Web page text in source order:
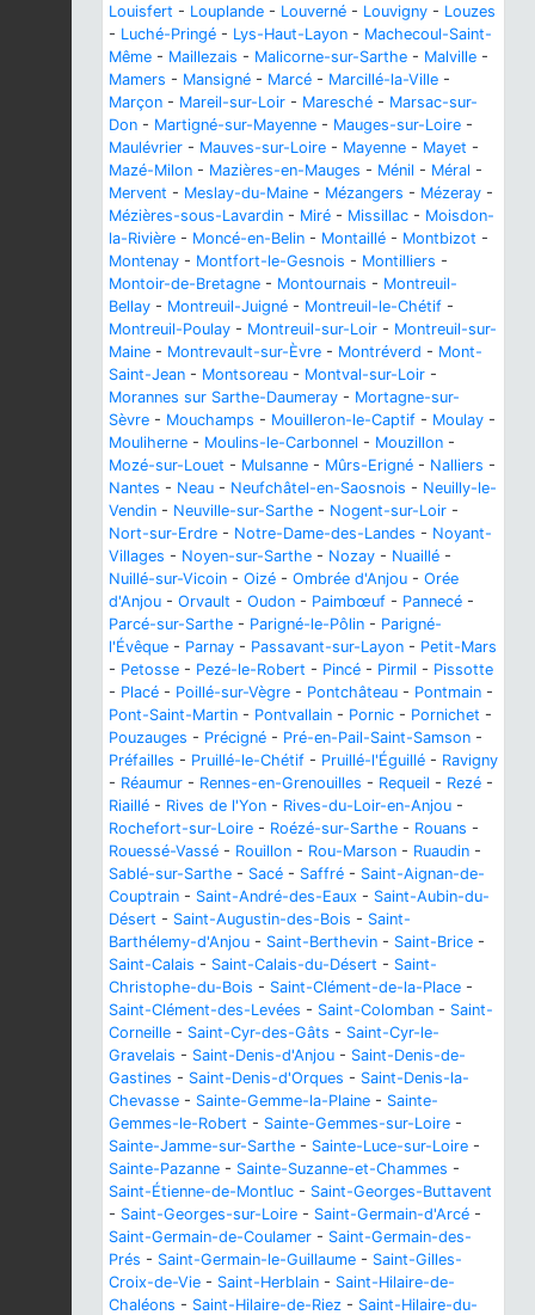
Louisfert - Louplande - Louverné - Louvigny - Louzes
- Luché-Pringé - Lys-Haut-Layon - Machecoul-Saint-
Même - Maillezais - Malicorne-sur-Sarthe - Malville -
Mamers - Mansigné - Marcé - Marcillé-la-Ville -
Marçon - Mareil-sur-Loir - Maresché - Marsac-sur-
Don - Martigné-sur-Mayenne - Mauges-sur-Loire -
Maulévrier - Mauves-sur-Loire - Mayenne - Mayet -
Mazé-Milon - Mazières-en-Mauges - Ménil - Méral -
Mervent - Meslay-du-Maine - Mézangers - Mézeray -
Mézières-sous-Lavardin - Miré - Missillac - Moisdon-
la-Rivière - Moncé-en-Belin - Montaillé - Montbizot -
Montenay - Montfort-le-Gesnois - Montilliers -
Montoir-de-Bretagne - Montournais - Montreuil-
Bellay - Montreuil-Juigné - Montreuil-le-Chétif -
Montreuil-Poulay - Montreuil-sur-Loir - Montreuil-sur-
Maine - Montrevault-sur-Èvre - Montréverd - Mont-
Saint-Jean - Montsoreau - Montval-sur-Loir -
Morannes sur Sarthe-Daumeray - Mortagne-sur-
Sèvre - Mouchamps - Mouilleron-le-Captif - Moulay -
Mouliherne - Moulins-le-Carbonnel - Mouzillon -
Mozé-sur-Louet - Mulsanne - Mûrs-Erigné - Nalliers -
Nantes - Neau - Neufchâtel-en-Saosnois - Neuilly-le-
Vendin - Neuville-sur-Sarthe - Nogent-sur-Loir -
Nort-sur-Erdre - Notre-Dame-des-Landes - Noyant-
Villages - Noyen-sur-Sarthe - Nozay - Nuaillé -
Nuillé-sur-Vicoin - Oizé - Ombrée d'Anjou - Orée
d'Anjou - Orvault - Oudon - Paimbœuf - Pannecé -
Parcé-sur-Sarthe - Parigné-le-Pôlin - Parigné-
l'Évêque - Parnay - Passavant-sur-Layon - Petit-Mars
- Petosse - Pezé-le-Robert - Pincé - Pirmil - Pissotte
- Placé - Poillé-sur-Vègre - Pontchâteau - Pontmain -
Pont-Saint-Martin - Pontvallain - Pornic - Pornichet -
Pouzauges - Précigné - Pré-en-Pail-Saint-Samson -
Préfailles - Pruillé-le-Chétif - Pruillé-l'Éguillé - Ravigny
- Réaumur - Rennes-en-Grenouilles - Requeil - Rezé -
Riaillé - Rives de l'Yon - Rives-du-Loir-en-Anjou -
Rochefort-sur-Loire - Roézé-sur-Sarthe - Rouans -
Rouessé-Vassé - Rouillon - Rou-Marson - Ruaudin -
Sablé-sur-Sarthe - Sacé - Saffré - Saint-Aignan-de-
Couptrain - Saint-André-des-Eaux - Saint-Aubin-du-
Désert - Saint-Augustin-des-Bois - Saint-
Barthélemy-d'Anjou - Saint-Berthevin - Saint-Brice -
Saint-Calais - Saint-Calais-du-Désert - Saint-
Christophe-du-Bois - Saint-Clément-de-la-Place -
Saint-Clément-des-Levées - Saint-Colomban - Saint-
Corneille - Saint-Cyr-des-Gâts - Saint-Cyr-le-
Gravelais - Saint-Denis-d'Anjou - Saint-Denis-de-
Gastines - Saint-Denis-d'Orques - Saint-Denis-la-
Chevasse - Sainte-Gemme-la-Plaine - Sainte-
Gemmes-le-Robert - Sainte-Gemmes-sur-Loire -
Sainte-Jamme-sur-Sarthe - Sainte-Luce-sur-Loire -
Sainte-Pazanne - Sainte-Suzanne-et-Chammes -
Saint-Étienne-de-Montluc - Saint-Georges-Buttavent
- Saint-Georges-sur-Loire - Saint-Germain-d'Arcé -
Saint-Germain-de-Coulamer - Saint-Germain-des-
Prés - Saint-Germain-le-Guillaume - Saint-Gilles-
Croix-de-Vie - Saint-Herblain - Saint-Hilaire-de-
Chaléons - Saint-Hilaire-de-Riez - Saint-Hilaire-du-